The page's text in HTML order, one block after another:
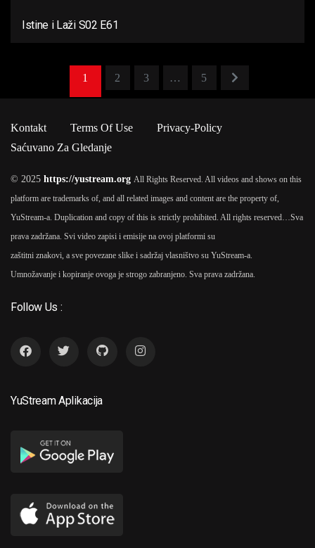
Istine i Laži S02 E61
1 2 3 … 5
Kontakt Terms Of Use
Privacy-Policy
Saćuvano Za Gledanje
© 2025 https://yustream.org All Rights Reserved. All videos and shows on this
platform are trademarks of, and all related images and content are the property of,
YuStream-a. Duplication and copy of this is strictly prohibited. All rights reserved… Sva
prava zadržana. Svi video zapisi i emisije na ovoj platformi su
zaštitni znakovi, a sve povezane slike i sadržaj vlasništvo su YuStream-a.
Umnožavanje i kopiranje ovoga je strogo zabranjeno. Sva prava zadržana.
Follow Us :
YuStream Aplikacija